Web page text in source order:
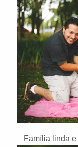
Família linda e